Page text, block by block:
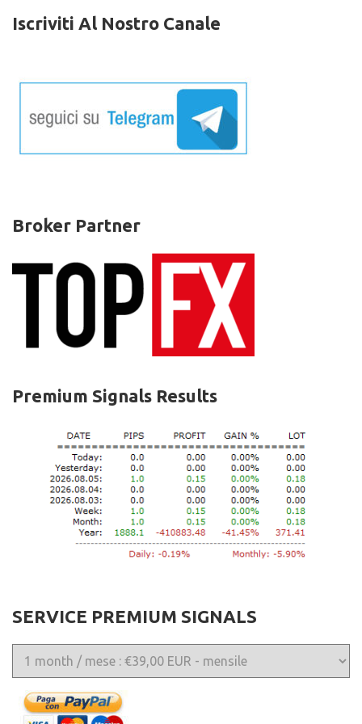
Iscriviti Al Nostro Canale
Broker Partner
Premium Signals Results
SERVICE PREMIUM SIGNALS